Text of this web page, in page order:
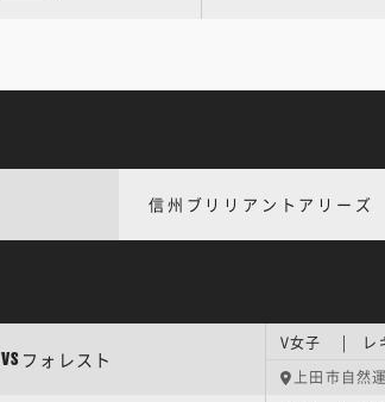
信州ブリリアントアリーズ
VS フォレスト
V女子 | レギ
上田市自然